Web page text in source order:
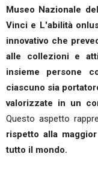
Museo Nazionale
Vinci e L'abilità
innovativo che
alle collezioni e
insieme persone
ciascuno sia
valorizzate in un
Questo aspetto
rispetto alla
tutto il mondo.